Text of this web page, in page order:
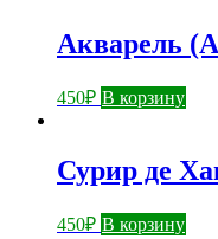
Акварель
450₽ В корзину
Сурир де
450₽ В корзину